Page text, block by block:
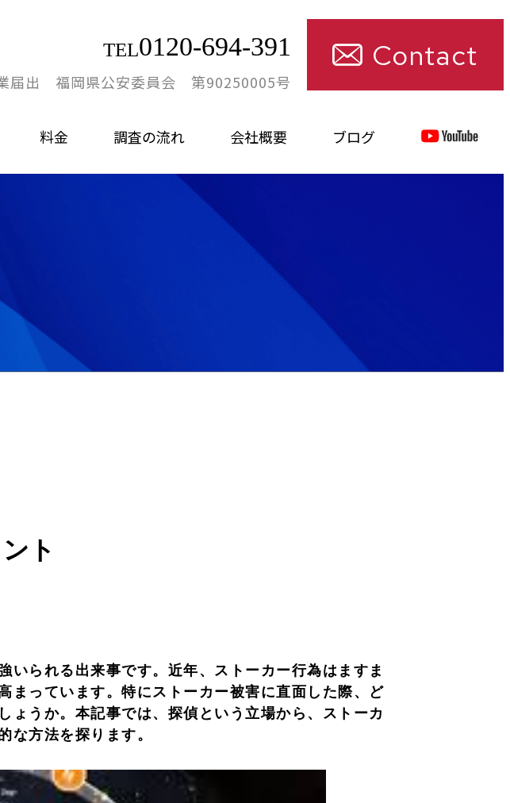
TEL0120-694-391
届出 福岡県公安委員会 第90250005号
Contact
料金 調査の流れ 会社概要 ブログ
ト
られる出来事です。近年、ストーカー行為はますま
まっています。特にストーカー被害に直面した際、ど
うか。本記事では、探偵という立場から、ストーカ
な方法を探ります。